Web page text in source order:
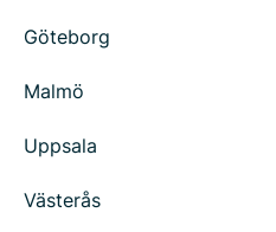
Göteborg
Malmö
Uppsala
Västerås